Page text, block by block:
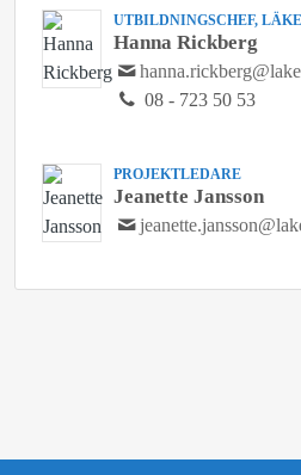
UTBILDNINGSCHEF,
Hanna Rickberg
08 - 723 50 53
PROJEKTLEDARE
Jeanette Jansson